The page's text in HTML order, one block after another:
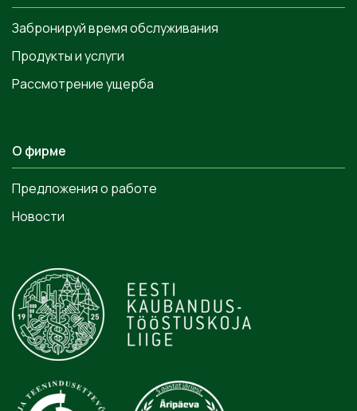
Забронируй время обслуживания
Продукты и услуги
Рассмотрение ущерба
О фирме
Предложения о работе
Новости